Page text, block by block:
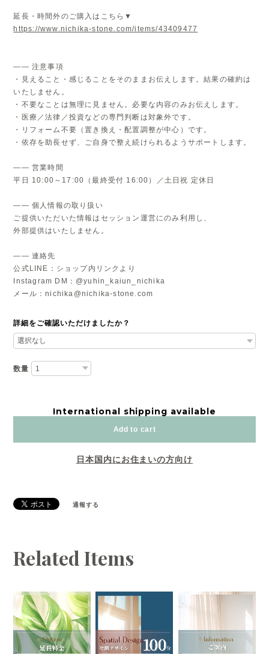
延長・時間外のご購入はこちら▼
https://www.nichika-stone.com/items/43409477
―― 注意事項
・見えること・感じることをそのままお伝えします。結果の確約は
いたしません。
・不要なことは無理に見ません。必要な内容のみお伝えします。
・医療／法律／投資などの専門判断は対象外です。
・リフォーム不要（置き換え・配置調整が中心）です。
・依存を助長せず、ご自身で整え続けられるようサポートします。
―― 営業時間
平日 10:00～17:00（最終受付 16:00）／土日祝 定休日
―― 個人情報の取り扱い
ご提供いただいた情報はセッション運営にのみ利用し、
外部提供はいたしません。
―― 連絡先
公式LINE：ショップ内リンクより
Instagram DM：@yuhin_kaiun_nichika
メール：nichika@nichika-stone.com
詳細をご確認いただけましたか？
数量
International shipping available
Add to cart
日本国内にお住まいの方向け
通報する
Related Items